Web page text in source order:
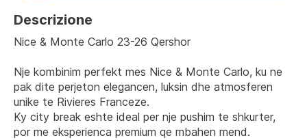
Descrizione
Nice & Monte Carlo 23-26 Qershor
Nje kombinim perfekt mes Nice & Monte Carlo, ku ne
pak dite perjeton elegancen, luksin dhe atmosferen
unike te Rivieres Franceze.
Ky city break eshte ideal per nje pushim te shkurter,
por me eksperienca premium qe mbahen mend.